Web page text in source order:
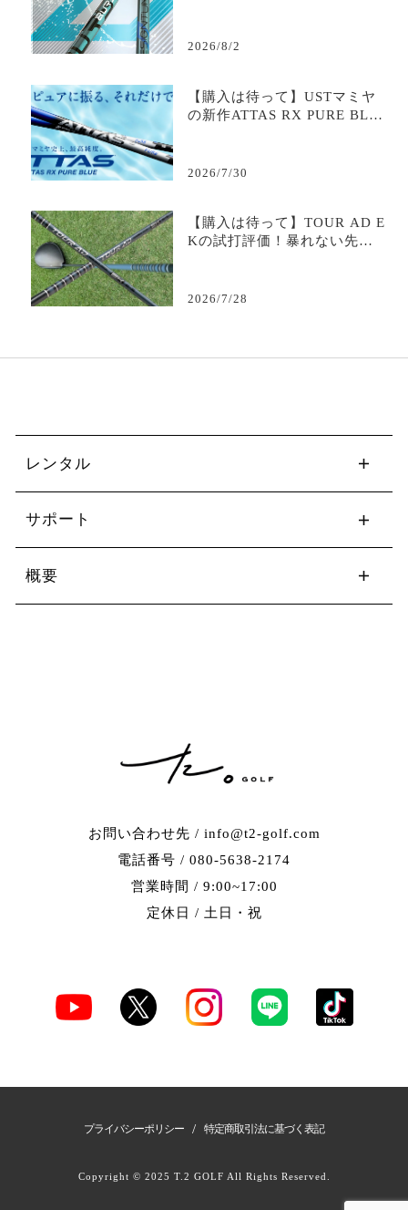
ール｜評判・口コミ・スペッ
2026/8/2
【購入は待って】USTマミヤ
の新作ATTAS RX PURE BLU
解説
2026/7/30
【購入は待って】TOUR AD E
Kの試打評価！暴れない先調
2026/7/28
お問い合わせ先 / info@t2-golf.com
電話番号 / 080-5638-2174
営業時間 / 9:00~17:00
定休日 / 土日・祝
レンタル
サポート
概要
プライバシーポリシー / 特定商取引法に基づく表記
Copyright © 2025 T.2 GOLF All Rights Reserved.